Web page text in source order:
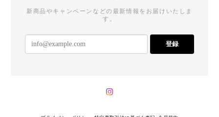
新商品やキャンペーンなどの最新情報をお届けいたしま
す。
登録